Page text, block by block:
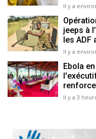
Il y a
jeeps à
les ADF
Il y a
Ebola
Il y a 3